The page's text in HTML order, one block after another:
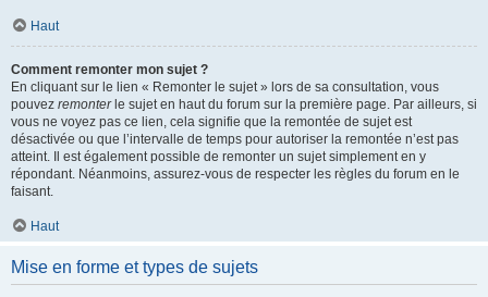
Haut
Comment remonter mon sujet ?
En cliquant sur le lien « Remonter le sujet » lors de sa consultation, vous
pouvez remonterle sujet en haut du forum sur la première page. Par ailleurs, si
vous ne voyez pas ce lien, cela signifie que la remontée de sujet est
désactivée ou que l’intervalle de temps pour autoriser la remontée n’est pas
atteint. Il est également possible de remonter un sujet simplement en y
répondant. Néanmoins, assurez-vous de respecter les règles du forum en le
faisant.
Haut
Mise en forme et types de sujets